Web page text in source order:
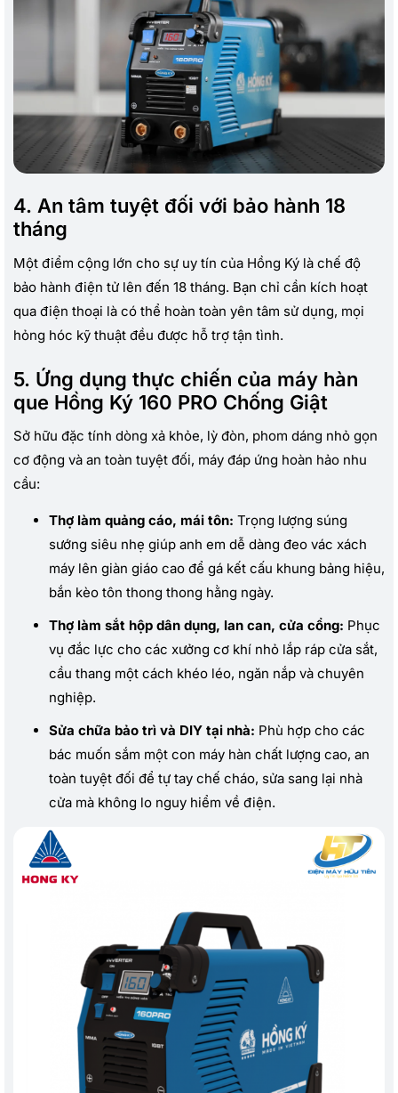
4. An tâm tuyệt đối với bảo hành 18
tháng
Một điểm cộng lớn cho sự uy tín của Hồng Ký là chế độ
bảo hành điện tử lên đến 18 tháng. Bạn chỉ cần kích hoạt
qua điện thoại là có thể hoàn toàn yên tâm sử dụng, mọi
hỏng hóc kỹ thuật đều được hỗ trợ tận tình.
5. Ứng dụng thực chiến của máy hàn
que Hồng Ký 160 PRO Chống Giật
Sở hữu đặc tính dòng xả khỏe, lỳ đòn, phom dáng nhỏ gọn
cơ động và an toàn tuyệt đối, máy đáp ứng hoàn hảo nhu
cầu:
Thợ làm quảng cáo, mái tôn: Trọng lượng súng
sướng siêu nhẹ giúp anh em dễ dàng đeo vác xách
máy lên giàn giáo cao để gá kết cấu khung bảng hiệu,
bắn kèo tôn thong thong hằng ngày.
Thợ làm sắt hộp dân dụng, lan can, cửa cổng: Phục
vụ đắc lực cho các xưởng cơ khí nhỏ lắp ráp cửa sắt,
cầu thang một cách khéo léo, ngăn nắp và chuyên
nghiệp.
Sửa chữa bảo trì và DIY tại nhà: Phù hợp cho các
bác muốn sắm một con máy hàn chất lượng cao, an
toàn tuyệt đối để tự tay chế cháo, sửa sang lại nhà
cửa mà không lo nguy hiểm về điện.